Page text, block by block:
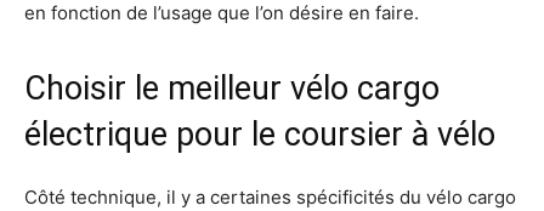
en fonction de l’usage que l’on désire en faire.
Choisir le meilleur vélo cargo
électrique pour le coursier à vélo
Côté technique, il y a certaines spécificités du vélo cargo